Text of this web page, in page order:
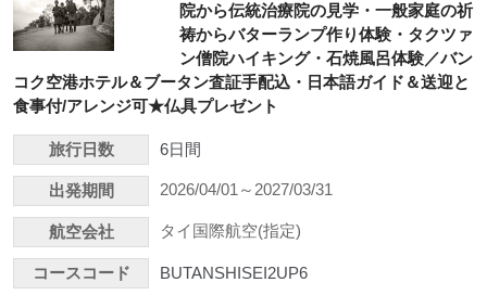
院から伝統治療院の見学・一般家庭の祈
祷からバターランプ作り体験・タクツァ
ン僧院ハイキング・石焼風呂体験／バン
コク空港ホテル＆ブータン査証手配込・日本語ガイド＆送迎と
食事付/アレンジ可★仏具プレゼント
旅行日数 6日間
出発期間 2026/04/01～2027/03/31
航空会社 タイ国際航空(指定)
コースコード BUTANSHISEI2UP6